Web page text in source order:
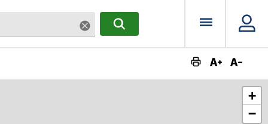
SupprimerRECHERCHERMenu
+
−